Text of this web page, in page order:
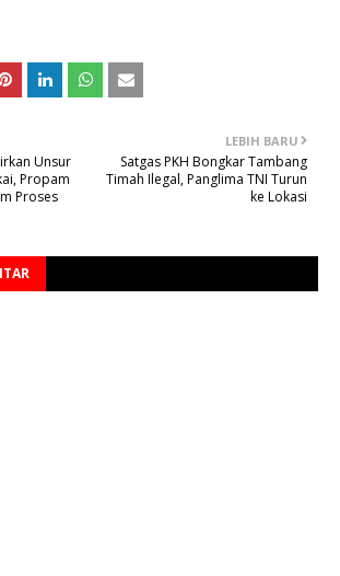
LEBIH BARU
Satgas PKH Bongkar Tambang
Timah Ilegal, Panglima TNI Turun
ke Lokasi
Unsur
Propam
Proses